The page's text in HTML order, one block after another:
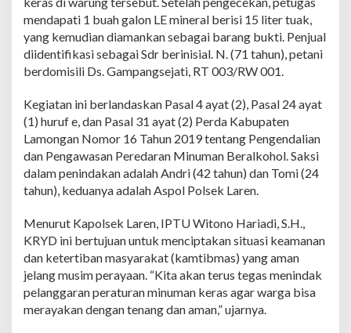
e
l
n
g
N
t
l
-
T
a
h
B
a
r
u
T
e
mendapati 1 buah galon LE mineral berisi 15 liter tuak,
yang kemudian diamankan sebagai barang bukti. Penjual
diidentifikasi sebagai Sdr berinisial. N. (71 tahun), petani
berdomisili Ds. Gampangsejati, RT 003/RW 001.
Kegiatan ini berlandaskan Pasal 4 ayat (2), Pasal 24 ayat
(1) huruf e, dan Pasal 31 ayat (2) Perda Kabupaten
Lamongan Nomor 16 Tahun 2019 tentang Pengendalian
dan Pengawasan Peredaran Minuman Beralkohol. Saksi
dalam penindakan adalah Andri (42 tahun) dan Tomi (24
tahun), keduanya adalah Aspol Polsek Laren.
Menurut Kapolsek Laren, IPTU Witono Hariadi, S.H.,
KRYD ini bertujuan untuk menciptakan situasi keamanan
dan ketertiban masyarakat (kamtibmas) yang aman
jelang musim perayaan. “Kita akan terus tegas menindak
pelanggaran peraturan minuman keras agar warga bisa
merayakan dengan tenang dan aman,” ujarnya.